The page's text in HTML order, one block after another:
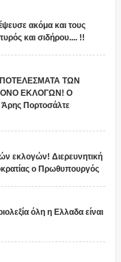
ακόμα και τους
και σιδήρου.... !!
ΤΩΝ
ΕΚΛΟΓΩΝ! Ο
Άρης Πορτοσάλτε
εκλογών! Διερευνητική
ο Πρωθυπουργός
όλη η Ελλαδα είναι